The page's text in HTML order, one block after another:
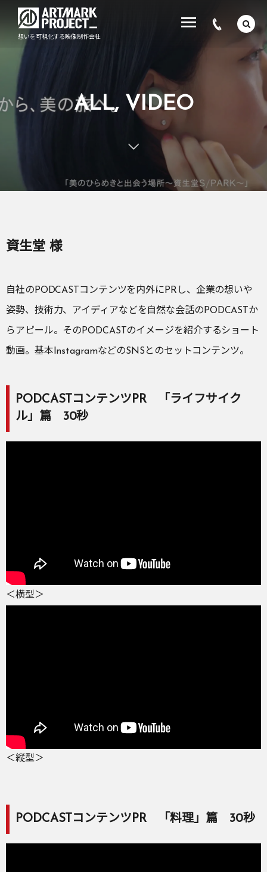
想いを可視化する映像制作会社
ALL, VIDEO
資生堂 様
自社のPODCASTコンテンツを内外にPRし、企業の想いや
姿勢、技術力、アイディアなどを自然な会話のPODCASTか
らアピール。そのPODCASTのイメージを紹介するショート
動画。基本InstagramなどのSNSとのセットコンテンツ。
PODCASTコンテンツPR 「ライフサイク
ル」篇 30秒
＜横型＞
＜縦型＞
PODCASTコンテンツPR 「料理」篇 30秒